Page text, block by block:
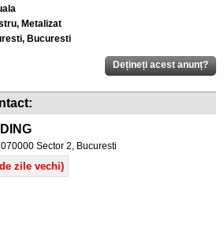
Metalizat
Bucuresti
Sector 2, Bucuresti
zile vechi)